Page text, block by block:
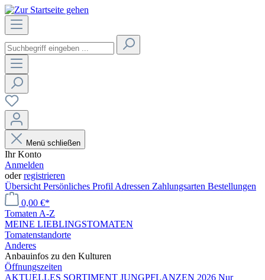
Menü schließen
Ihr Konto
Anmelden
oderregistrieren
Übersicht Persönliches Profil Adressen Zahlungsarten Bestellungen
0,00 €*
Tomaten A-Z
MEINE LIEBLINGSTOMATEN
Tomatenstandorte
Anderes
Anbauinfos zu den Kulturen
Öffnungszeiten
AKTUELLES SORTIMENT JUNGPFLANZEN 2026 Nur